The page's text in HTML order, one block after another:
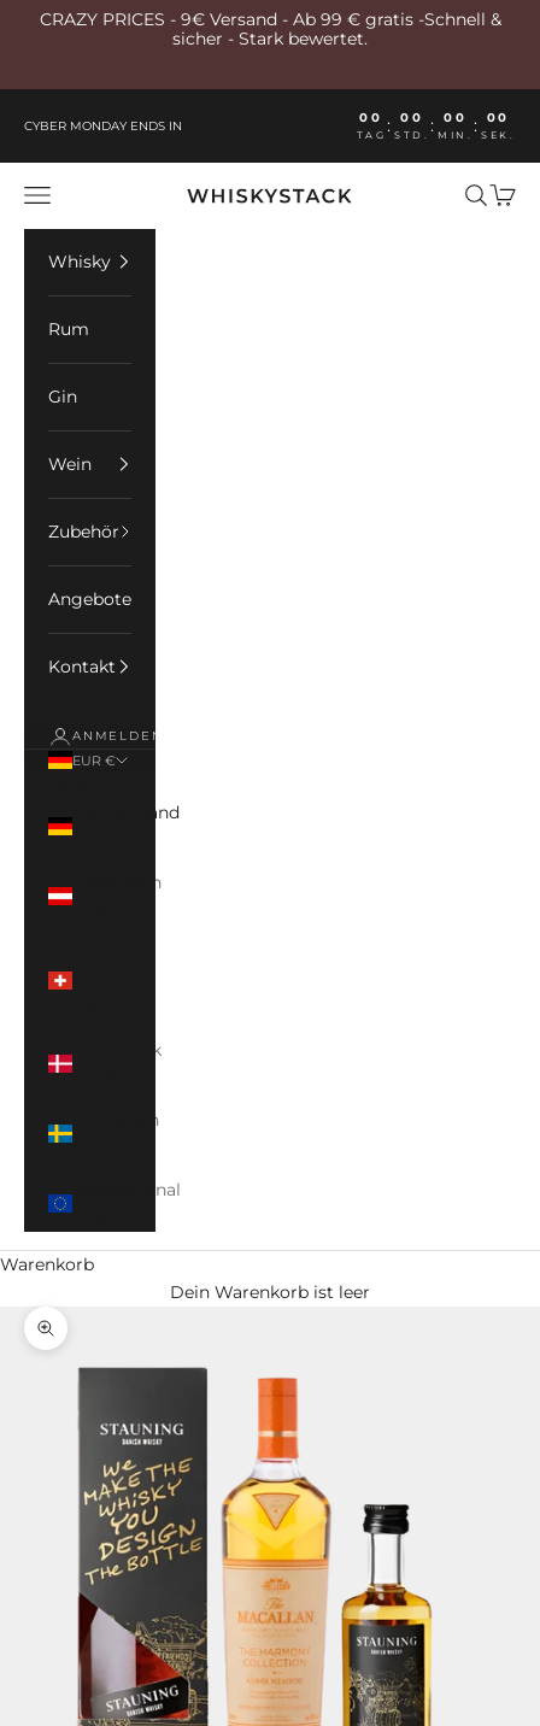
Zum Inhalt springen
CRAZY PRICES - 9€ Versand - Ab 99 € gratis -Schnell &
sicher - Stark bewertet.
CYBER MONDAY ENDS IN 00
TAG : 00
STD. : 00
MIN. : 00
SEK.
Whiskystack Germany
Menü Suchen
Whisky
Rum
Gin
Wein
Zubehör
Angebote
Kontakt
ANMELDEN
EUR €
Deutschland
Österreich
Dänemark
Schweden
International
Warenkorb
Dein Warenkorb ist leer
Bild vergrößern